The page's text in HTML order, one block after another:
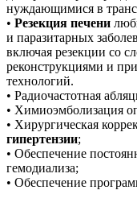
нуждающимися в
• Резекция печени
и паразитарных
включая резекции со
реконструкциями и
технологий.
• Радиочастотная
• Химиоэмболизация
• Хирургическая
гипертензии;
• Обеспечение
гемодиализа;
• Обеспечение